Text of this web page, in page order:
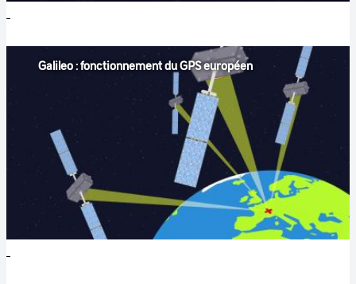
Galileo : fonctionnement du GPS européen